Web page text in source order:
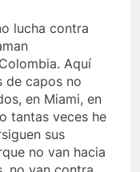
lucha contra
Aquí
de capos no
en Miami, en
tantas veces he
sus
no van hacia